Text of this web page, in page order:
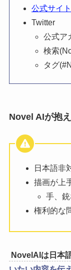
公式サイト
Twitter
公式ア
検索
タグ
Novel AIが抱
日本語非
描画が上
手、
権利的な
NovelAIは日本